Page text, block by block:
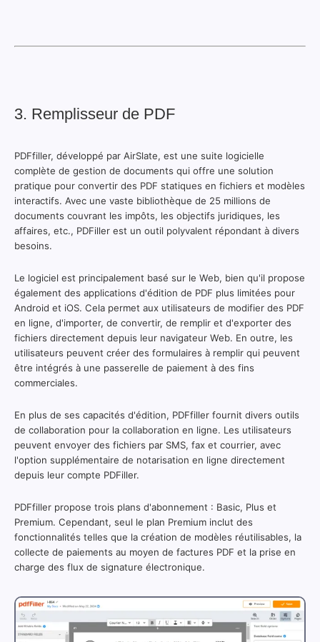
3. Remplisseur de PDF
PDFfiller, développé par AirSlate, est une suite logicielle
complète de gestion de documents qui offre une solution
pratique pour convertir des PDF statiques en fichiers et modèles
interactifs. Avec une vaste bibliothèque de 25 millions de
documents couvrant les impôts, les objectifs juridiques, les
affaires, etc., PDFiller est un outil polyvalent répondant à divers
besoins.
Le logiciel est principalement basé sur le Web, bien qu'il propose
également des applications d'édition de PDF plus limitées pour
Android et iOS. Cela permet aux utilisateurs de modifier des PDF
en ligne, d'importer, de convertir, de remplir et d'exporter des
fichiers directement depuis leur navigateur Web. En outre, les
utilisateurs peuvent créer des formulaires à remplir qui peuvent
être intégrés à une passerelle de paiement à des fins
commerciales.
En plus de ses capacités d'édition, PDFfiller fournit divers outils
de collaboration pour la collaboration en ligne. Les utilisateurs
peuvent envoyer des fichiers par SMS, fax et courrier, avec
l'option supplémentaire de notarisation en ligne directement
depuis leur compte PDFiller.
PDFfiller propose trois plans d'abonnement : Basic, Plus et
Premium. Cependant, seul le plan Premium inclut des
fonctionnalités telles que la création de modèles réutilisables, la
collecte de paiements au moyen de factures PDF et la prise en
charge des flux de signature électronique.